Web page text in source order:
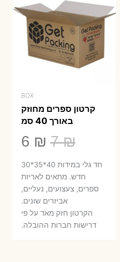
BOX
קרטון ספרים מחוזק
באורך 40 סמ
7₪
המחיר
המקורי
היה:
7 ₪.
6 ₪
הוא:
חד גלי במידות 40*35*30
חדש. מתאים לאריזת
ספרים, צעצועים, נעליים,
אביזרים שונים.
הקרטון חזק מאד על פי
דרישות חברות ההובלה.